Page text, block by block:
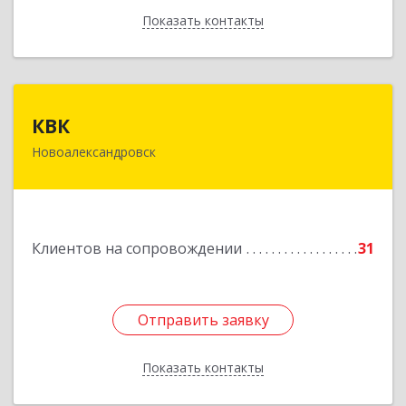
Показать контакты
Назад
КВК
Новоалександровск
Клиентов на сопровождении 31
Отправить заявку
Показать контакты
Подробнее
Отправить заявку
Назад